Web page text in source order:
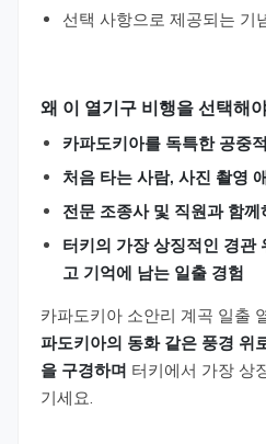
선택 사항으로 제공되는 기
왜 이 열기구 비행을 선택해
카파도키아를 독특한 공중
처음 타는 사람, 사진 촬영
전문 조종사 및 직원과 함
터키의 가장 상징적인 경
고 기억에 남는 일출 경험
카파도키아 소안리 계곡 일출
파도키아의 동화 같은 풍경 위
을 구경하며 터키에서 가장 상
기세요.